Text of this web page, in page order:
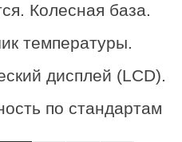
Колесная база.
температуры.
дисплей (LCD).
по стандартам